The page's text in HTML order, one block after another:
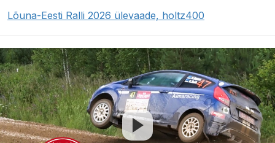
Lõuna-Eesti Ralli 2026 ülevaade, holtz400